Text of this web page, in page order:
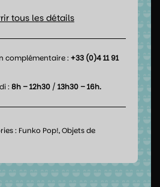
tous les détails
complémentaire : +33 (0)4 11 91
: 8h – 12h30/ 13h30 – 16h.
: Funko Pop!,Objets de